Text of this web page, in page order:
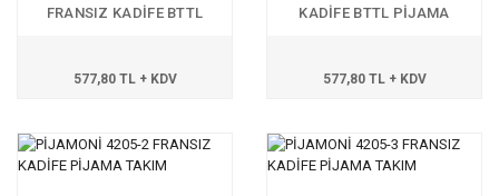
FRANSIZ KADİFE BTTL
577,80 TL + KDV
KADİFE BTTL PİJAMA
577,80 TL + KDV